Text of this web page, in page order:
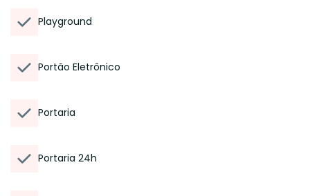
Playground
Portão Eletrônico
Portaria
Portaria 24h